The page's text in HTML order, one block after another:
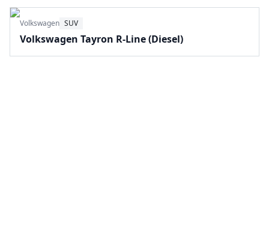
Volkswagen SUV
Volkswagen Tayron R-Line (Diesel)